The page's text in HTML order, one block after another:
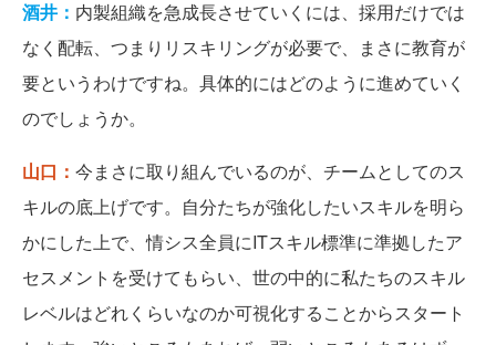
酒井： 内製組織を急成長させていくには、採用だけでは
なく配転、つまりリスキリングが必要で、まさに教育が
要というわけですね。具体的にはどのように進めていく
のでしょうか。
山口： 今まさに取り組んでいるのが、チームとしてのス
キルの底上げです。自分たちが強化したいスキルを明ら
かにした上で、情シス全員にITスキル標準に準拠したア
セスメントを受けてもらい、世の中的に私たちのスキル
レベルはどれくらいなのか可視化することからスタート